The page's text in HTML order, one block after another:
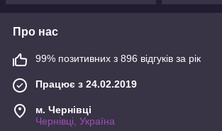
Про нас
99% позитивних з 896 відгуків за рік
Працює з 24.02.2019
м. Чернівці
Чернівці, Україна